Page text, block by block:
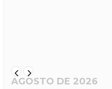
AGOSTO DE 2026